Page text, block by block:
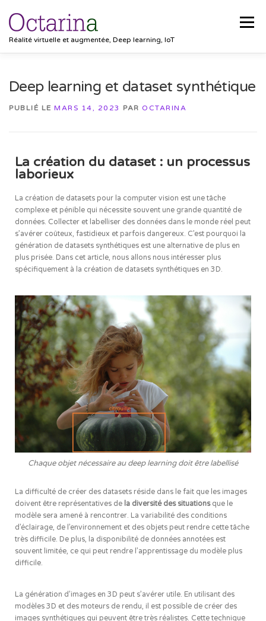
Réalité virtuelle et augmentée, Deep learning, IoT
Menu
CONTACT
Deep learning et dataset synthétique
PUBLIÉ LE MARS 14, 2023 PAR OCTARINA
La création du dataset : un processus
laborieux
La création de datasets pour la computer vision est une tâche
complexe et pénible qui nécessite souvent une grande quantité de
données. Collecter et labelliser des données dans le monde réel peut
s’avérer coûteux, fastidieux et parfois dangereux. C’est pourquoi la
génération de datasets synthétiques est une alternative de plus en
plus prisée. Dans cet article, nous allons nous intéresser plus
spécifiquement à la création de datasets synthétiques en 3D.
Chaque objet nécessaire au deep learning doit être labellisé
La difficulté de créer des datasets réside dans le fait que les images
doivent être représentatives de la diversité des situations que le
modèle sera amené à rencontrer. La variabilité des conditions
d’éclairage, de l’environnement et des objets peut rendre cette tâche
très difficile. De plus, la disponibilité de données annotées est
souvent limitée, ce qui peut rendre l’apprentissage du modèle plus
difficile.
La génération d’images en 3D peut s’avérer utile. En utilisant des
modèles 3D et des moteurs de rendu, il est possible de créer des
images synthétiques qui peuvent être très réalistes. Cette technique